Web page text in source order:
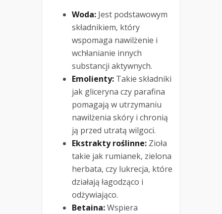
Woda: Jest podstawowym
składnikiem, który
wspomaga nawilżenie i
wchłanianie innych
substancji aktywnych.
Emolienty: Takie składniki
jak gliceryna czy parafina
pomagają w utrzymaniu
nawilżenia skóry i chronią
ją przed utratą wilgoci.
Ekstrakty roślinne: Zioła
takie jak rumianek, zielona
herbata, czy lukrecja, które
działają łagodząco i
odżywiająco.
Betaina:Wspiera